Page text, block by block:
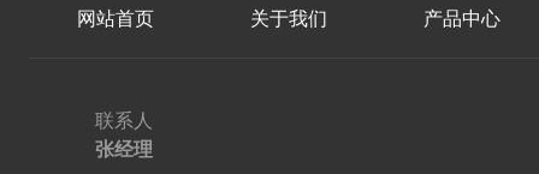
网站首页 关于我们 产品中心
联系人
张经理